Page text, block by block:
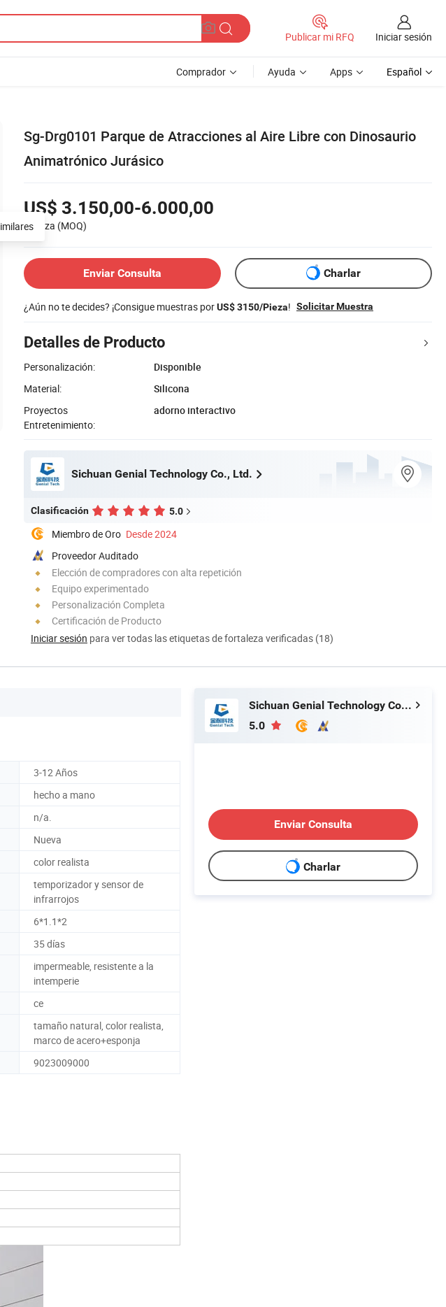
Publicar mi RFQ Iniciar sesión
Comprador Ayuda Apps Español
Sg-Drg0101 Parque de Atracciones al Aire Libre con Dinosaurio
Animatrónico Jurásico
US$ 3.150,00-6.000,00
1 Pieza (MOQ)
Enviar Consulta Charlar
¿Aún no te decides? ¡Consigue muestras porUS$ 3150/Pieza! Solicitar Muestra
Detalles de Producto
Personalización:
Disponible
Material:
Silicona
Proyectos
Entretenimiento:
adorno interactivo
Sichuan Genial Technology Co., Ltd.
Clasificación 5.0
Miembro de Oro Desde 2024
Proveedor Auditado
Elección de compradores con alta repetición
Equipo experimentado
Personalización Completa
Certificación de Producto
Iniciar sesión para ver todas las etiquetas de fortaleza verificadas (18)
3-12 Años
hecho a mano
n/a.
Nueva
color realista
temporizador y sensor de
infrarrojos
6*1.1*2
35 días
impermeable, resistente a la
intemperie
ce
tamaño natural, color realista,
marco de acero+esponja
9023009000
Sichuan Genial Technology Co., Ltd.
5.0
Enviar Consulta
Charlar